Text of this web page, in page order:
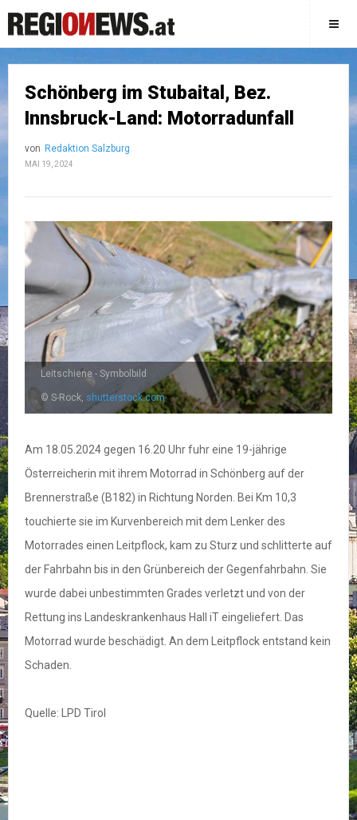
Schönberg im Stubaital, Bez.
Innsbruck-Land: Motorradunfall
von Redaktion Salzburg
MAI 19, 2024
Leitschiene - Symbolbild
© S-Rock, shutterstock.com
Am 18.05.2024 gegen 16.20 Uhr fuhr eine 19-jährige
Österreicherin mit ihrem Motorrad in Schönberg auf der
Brennerstraße (B182) in Richtung Norden. Bei Km 10,3
touchierte sie im Kurvenbereich mit dem Lenker des
Motorrades einen Leitpflock, kam zu Sturz und schlitterte auf
der Fahrbahn bis in den Grünbereich der Gegenfahrbahn. Sie
wurde dabei unbestimmten Grades verletzt und von der
Rettung ins Landeskrankenhaus Hall iT eingeliefert. Das
Motorrad wurde beschädigt. An dem Leitpflock entstand kein
Schaden.
Quelle: LPD Tirol